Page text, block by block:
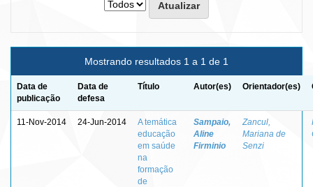
Mostrando resultados 1 a 1 de 1
Data de
publicação
Data de
defesa
Título Autor(es) Orientador(es)
11-Nov-2014 24-Jun-2014
A temática
educação
em saúde
na
formação
de
Sampaio,
Aline
Firminio
Zancul,
Mariana de
Senzi